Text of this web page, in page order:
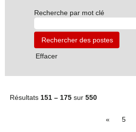
Recherche par mot clé
Effacer
Résultats 151 – 175 sur 550
« 5